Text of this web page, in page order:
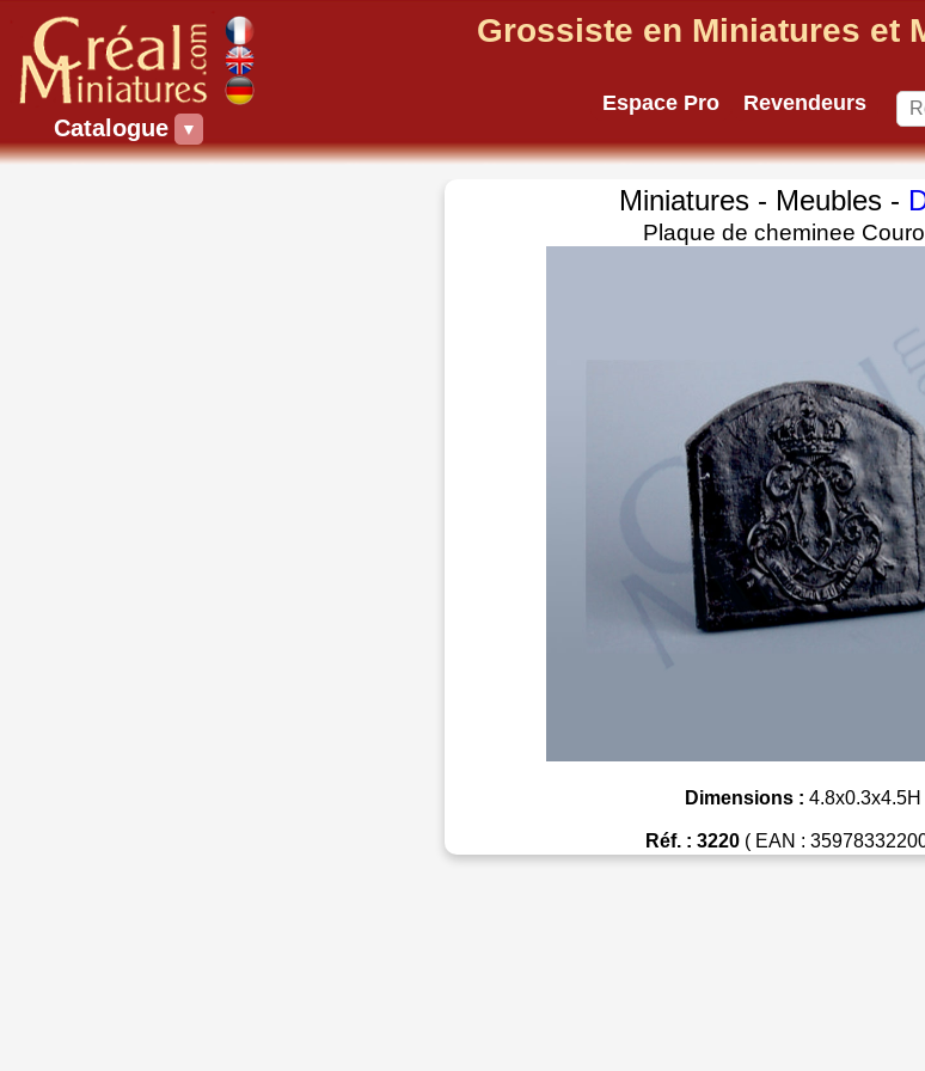
Catalogue ▼
Grossiste en Miniatures et
Espace Pro Revendeurs
Miniatures - Meubles -
Plaque de cheminee
Dimensions : 4.8x0.3x4.5H
Réf. : 3220 ( EAN :